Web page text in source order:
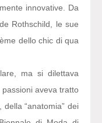
innovative. Da
Rothschild, le sue
dello chic di qua
ma si dilettava
aveva tratto
“anatomia” dei